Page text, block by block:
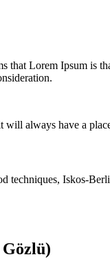
Lorem Ipsum is
always have a
Iskos-